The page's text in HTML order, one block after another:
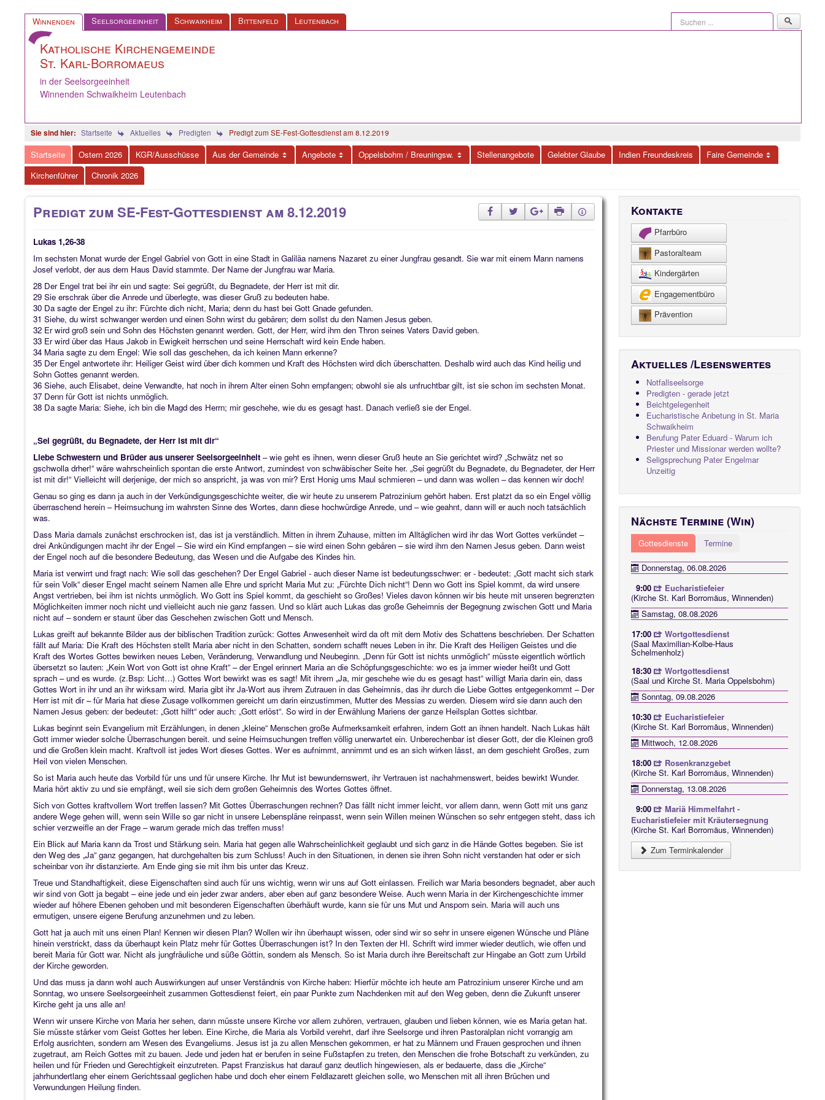
Winnenden Seelsorgeeinheit Schwaikheim Bittenfeld Leutenbach
Suchen
...
Katholische Kirchengemeinde
St. Karl-Borromaeus
in der Seelsorgeeinheit
Winnenden Schwaikheim Leutenbach
Startseite Aktuelles Predigten Predigt zum SE-Fest-Gottesdienst am 8.12.2019
Startseite Ostern 2026 KGR/Ausschüsse Aus der Gemeinde Angebote Oppelsbohm / Breuningsw. Stellenangebote Gelebter Glaube Indien Freundeskreis
Faire Gemeinde
Kirchenführer
Chronik 2026
Predigt zum SE-Fest-Gottesdienst am 8.12.2019
Lukas 1,26-38
Im sechsten Monat wurde der Engel Gabriel von Gott in eine Stadt in Galiläa namens Nazaret zu einer Jungfrau gesandt. Sie war mit einem Mann namens
Josef verlobt, der aus dem Haus David stammte. Der Name der Jungfrau war Maria.
28 Der Engel trat bei ihr ein und sagte: Sei gegrüßt, du Begnadete, der Herr ist mit dir.
29 Sie erschrak über die Anrede und überlegte, was dieser Gruß zu bedeuten habe.
30 Da sagte der Engel zu ihr: Fürchte dich nicht, Maria; denn du hast bei Gott Gnade gefunden.
31 Siehe, du wirst schwanger werden und einen Sohn wirst du gebären; dem sollst du den Namen Jesus geben.
32 Er wird groß sein und Sohn des Höchsten genannt werden. Gott, der Herr, wird ihm den Thron seines Vaters David geben.
33 Er wird über das Haus Jakob in Ewigkeit herrschen und seine Herrschaft wird kein Ende haben.
34 Maria sagte zu dem Engel: Wie soll das geschehen, da ich keinen Mann erkenne?
35 Der Engel antwortete ihr: Heiliger Geist wird über dich kommen und Kraft des Höchsten wird dich überschatten. Deshalb wird auch das Kind heilig und
Sohn Gottes genannt werden.
36 Siehe, auch Elisabet, deine Verwandte, hat noch in ihrem Alter einen Sohn empfangen; obwohl sie als unfruchtbar gilt, ist sie schon im sechsten Monat.
37 Denn für Gott ist nichts unmöglich.
38 Da sagte Maria: Siehe, ich bin die Magd des Herrn; mir geschehe, wie du es gesagt hast. Danach verließ sie der Engel.
„Sei gegrüßt, du Begnadete, der Herr ist mit dir“
Liebe Schwestern und Brüder aus unserer Seelsorgeeinheit – wie geht es ihnen, wenn dieser Gruß heute an Sie gerichtet wird? „Schwätz net so
gschwolla drher!“ wäre wahrscheinlich spontan die erste Antwort, zumindest von schwäbischer Seite her. „Sei gegrüßt du Begnadete, du Begnadeter, der Herr
ist mit dir!“ Vielleicht will derjenige, der mich so anspricht, ja was von mir? Erst Honig ums Maul schmieren – und dann was wollen – das kennen wir doch!
Genau so ging es dann ja auch in der Verkündigungsgeschichte weiter, die wir heute zu unserem Patrozinium gehört haben. Erst platzt da so ein Engel völlig
überraschend herein – Heimsuchung im wahrsten Sinne des Wortes, dann diese hochwürdige Anrede, und – wie geahnt, dann will er auch noch tatsächlich
was.
Dass Maria damals zunächst erschrocken ist, das ist ja verständlich. Mitten in ihrem Zuhause, mitten im Alltäglichen wird ihr das Wort Gottes verkündet –
drei Ankündigungen macht ihr der Engel – Sie wird ein Kind empfangen – sie wird einen Sohn gebären – sie wird ihm den Namen Jesus geben. Dann weist
der Engel noch auf die besondere Bedeutung, das Wesen und die Aufgabe des Kindes hin.
Maria ist verwirrt und fragt nach: Wie soll das geschehen? Der Engel Gabriel - auch dieser Name ist bedeutungsschwer: er - bedeutet: „Gott macht sich stark
für sein Volk“ dieser Engel macht seinem Namen alle Ehre und spricht Maria Mut zu: „Fürchte Dich nicht“! Denn wo Gott ins Spiel kommt, da wird unsere
Angst vertrieben, bei ihm ist nichts unmöglich. Wo Gott ins Spiel kommt, da geschieht so Großes! Vieles davon können wir bis heute mit unseren begrenzten
Möglichkeiten immer noch nicht und vielleicht auch nie ganz fassen. Und so klärt auch Lukas das große Geheimnis der Begegnung zwischen Gott und Maria
nicht auf – sondern er staunt über das Geschehen zwischen Gott und Mensch.
Lukas greift auf bekannte Bilder aus der biblischen Tradition zurück: Gottes Anwesenheit wird da oft mit dem Motiv des Schattens beschrieben. Der Schatten
fällt auf Maria: Die Kraft des Höchsten stellt Maria aber nicht in den Schatten, sondern schafft neues Leben in ihr. Die Kraft des Heiligen Geistes und die
Kraft des Wortes Gottes bewirken neues Leben, Veränderung, Verwandlung und Neubeginn. „Denn für Gott ist nichts unmöglich“ müsste eigentlich wörtlich
übersetzt so lauten: „Kein Wort von Gott ist ohne Kraft“ – der Engel erinnert Maria an die Schöpfungsgeschichte: wo es ja immer wieder heißt und Gott
sprach – und es wurde. (z.Bsp: Licht…) Gottes Wort bewirkt was es sagt! Mit ihrem „Ja, mir geschehe wie du es gesagt hast“ willigt Maria darin ein, dass
Gottes Wort in ihr und an ihr wirksam wird. Maria gibt ihr Ja-Wort aus ihrem Zutrauen in das Geheimnis, das ihr durch die Liebe Gottes entgegenkommt – Der
Herr ist mit dir – für Maria hat diese Zusage vollkommen gereicht um darin einzustimmen, Mutter des Messias zu werden. Diesem wird sie dann auch den
Namen Jesus geben: der bedeutet: „Gott hilft“ oder auch: „Gott erlöst“. So wird in der Erwählung Mariens der ganze Heilsplan Gottes sichtbar.
Lukas beginnt sein Evangelium mit Erzählungen, in denen „kleine“ Menschen große Aufmerksamkeit erfahren, indem Gott an ihnen handelt. Nach Lukas hält
Gott immer wieder solche Überraschungen bereit. und seine Heimsuchungen treffen völlig unerwartet ein. Unberechenbar ist dieser Gott, der die Kleinen groß
und die Großen klein macht. Kraftvoll ist jedes Wort dieses Gottes. Wer es aufnimmt, annimmt und es an sich wirken lässt, an dem geschieht Großes, zum
Heil von vielen Menschen.
So ist Maria auch heute das Vorbild für uns und für unsere Kirche. Ihr Mut ist bewundernswert, ihr Vertrauen ist nachahmenswert, beides bewirkt Wunder.
Maria hört aktiv zu und sie empfängt, weil sie sich dem großen Geheimnis des Wortes Gottes öffnet.
Sich von Gottes kraftvollem Wort treffen lassen? Mit Gottes Überraschungen rechnen? Das fällt nicht immer leicht, vor allem dann, wenn Gott mit uns ganz
andere Wege gehen will, wenn sein Wille so gar nicht in unsere Lebenspläne reinpasst, wenn sein Willen meinen Wünschen so sehr entgegen steht, dass ich
schier verzweifle an der Frage – warum gerade mich das treffen muss!
Ein Blick auf Maria kann da Trost und Stärkung sein. Maria hat gegen alle Wahrscheinlichkeit geglaubt und sich ganz in die Hände Gottes begeben. Sie ist
den Weg des „Ja“ ganz gegangen, hat durchgehalten bis zum Schluss! Auch in den Situationen, in denen sie ihren Sohn nicht verstanden hat oder er sich
scheinbar von ihr distanzierte. Am Ende ging sie mit ihm bis unter das Kreuz.
Treue und Standhaftigkeit, diese Eigenschaften sind auch für uns wichtig, wenn wir uns auf Gott einlassen. Freilich war Maria besonders begnadet, aber auch
wir sind von Gott ja begabt – eine jede und ein jeder zwar anders, aber eben auf ganz besondere Weise. Auch wenn Maria in der Kirchengeschichte immer
wieder auf höhere Ebenen gehoben und mit besonderen Eigenschaften überhäuft wurde, kann sie für uns Mut und Ansporn sein. Maria will auch uns
ermutigen, unsere eigene Berufung anzunehmen und zu leben.
Gott hat ja auch mit uns einen Plan! Kennen wir diesen Plan? Wollen wir ihn überhaupt wissen, oder sind wir so sehr in unsere eigenen Wünsche und Pläne
hinein verstrickt, dass da überhaupt kein Platz mehr für Gottes Überraschungen ist? In den Texten der Hl. Schrift wird immer wieder deutlich, wie offen und
bereit Maria für Gott war. Nicht als jungfräuliche und süße Göttin, sondern als Mensch. So ist Maria durch ihre Bereitschaft zur Hingabe an Gott zum Urbild
der Kirche geworden.
Und das muss ja dann wohl auch Auswirkungen auf unser Verständnis von Kirche haben: Hierfür möchte ich heute am Patrozinium unserer Kirche und am
Sonntag, wo unsere Seelsorgeeinheit zusammen Gottesdienst feiert, ein paar Punkte zum Nachdenken mit auf den Weg geben, denn die Zukunft unserer
Kirche geht ja uns alle an!
Wenn wir unsere Kirche von Maria her sehen, dann müsste unsere Kirche vor allem zuhören, vertrauen, glauben und lieben können, wie es Maria getan hat.
Sie müsste stärker vom Geist Gottes her leben. Eine Kirche, die Maria als Vorbild verehrt, darf ihre Seelsorge und ihren Pastoralplan nicht vorrangig am
Erfolg ausrichten, sondern am Wesen des Evangeliums. Jesus ist ja zu allen Menschen gekommen, er hat zu Männern und Frauen gesprochen und ihnen
zugetraut, am Reich Gottes mit zu bauen. Jede und jeden hat er berufen in seine Fußstapfen zu treten, den Menschen die frohe Botschaft zu verkünden, zu
heilen und für Frieden und Gerechtigkeit einzutreten. Papst Franziskus hat darauf ganz deutlich hingewiesen, als er bedauerte, dass die „Kirche“
jahrhundertlang eher einem Gerichtssaal geglichen habe und doch eher einem Feldlazarett gleichen solle, wo Menschen mit all ihren Brüchen und
Verwundungen Heilung finden.
Kontakte
Pfarrbüro
Pastoralteam
Kindergärten
Engagementbüro
Prävention
Aktuelles /Lesenswertes
Notfallseelsorge
Predigten - gerade jetzt
Beichtgelegenheit
Eucharistische Anbetung in St. Maria
Schwaikheim
Berufung Pater Eduard - Warum ich
Priester und Missionar werden wollte?
Seligsprechung Pater Engelmar
Unzeitig
Nächste Termine (Win)
Gottesdienste Termine
Donnerstag, 06.08.2026
9:00
Eucharistiefeier
(Kirche St. Karl Borromäus, Winnenden)
Samstag, 08.08.2026
17:00
Wortgottesdienst
(Saal Maximilian-Kolbe-Haus
Schelmenholz)
18:30
Wortgottesdienst
(Saal und Kirche St. Maria Oppelsbohm)
Sonntag, 09.08.2026
10:30
Eucharistiefeier
(Kirche St. Karl Borromäus, Winnenden)
Mittwoch, 12.08.2026
18:00
Rosenkranzgebet
(Kirche St. Karl Borromäus, Winnenden)
Donnerstag, 13.08.2026
9:00
Mariä Himmelfahrt -
Eucharistiefeier mit Kräutersegnung
(Kirche St. Karl Borromäus, Winnenden)
Zum Terminkalender